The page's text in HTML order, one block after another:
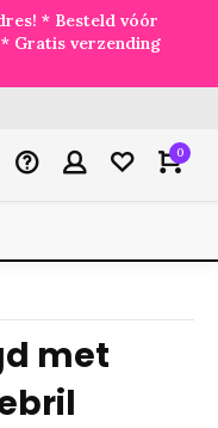
* Besteld vóór
Gratis verzending
0
met